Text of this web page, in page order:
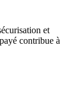
et
contribue à